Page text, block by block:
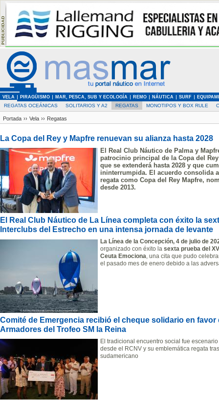
VELA PIRAGÜISMO MAR, PESCA, SUB Y ECOLOGÍA REMO NÁUTICA SURF
REGATAS OCEÁNICAS SOLITARIOS Y A2 REGATAS MONOTIPOS Y BOX RULE
Portada ›› Vela ›› Regatas
La Copa del Rey y Mapfre renuevan su alianza hasta 2028
El Real Club Náutico de Palma y
patrocinio principal de la Copa del
que se extenderá hasta 2028 y que
ininterrumpida. El acuerdo consolida
regata como Copa del Rey Mapfre,
desde 2013.
El Real Club Náutico de La Línea completa con éxito la
Interclubs del Estrecho en una intensa jornada de levante
La Línea de la Concepción, 4 de julio de
organizado con éxito la sexta prueba del
Ceuta Emociona, una cita que pudo
el pasado mes de enero debido a las
Comité de Emergencia recibió el cheque solidario en favor
Armadores del Trofeo SM la Reina
El tradicional encuentro social fue
desde el RCNV y su emblemática regata
sudamericano